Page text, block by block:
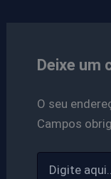
Deixe um
O seu
Campos
aqui...